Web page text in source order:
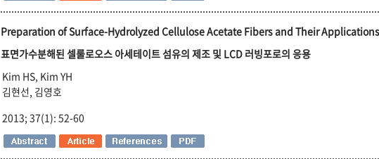
Preparation of Surface-Hydrolyzed Cellulose Acetate Fibers and Their
표면가수분해된 셀룰로오스 아세테이트 섬유의 제조 및 LCD 러빙포로의 응용
Kim HS, Kim YH
김현선, 김영호
2013; 37(1): 52-60